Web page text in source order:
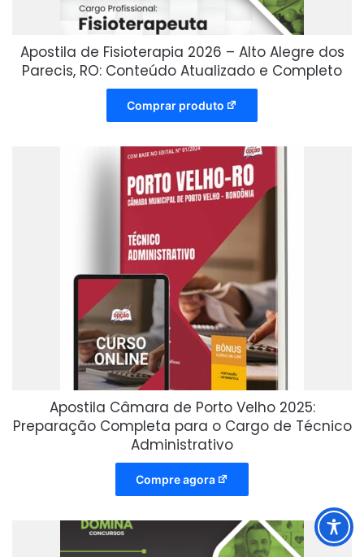
Apostila de Fisioterapia 2026 – Alto Alegre dos
Parecis, RO: Conteúdo Atualizado e Completo
Comprar produto
Apostila Câmara de Porto Velho 2025:
Preparação Completa para o Cargo de Técnico
Administrativo
Compre agora